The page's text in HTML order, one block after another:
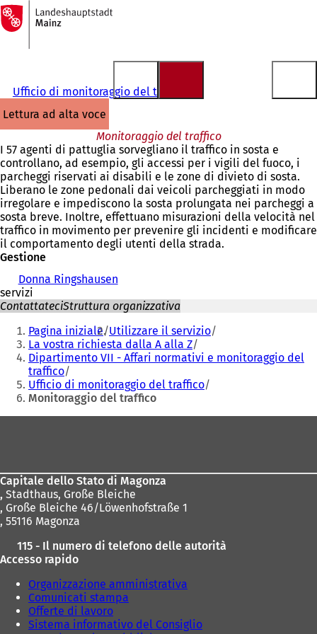
Vai al contenuto
Alla
pagina
iniziale
Ufficio di monitoraggio del traffico
lettura ad alta voce
Monitoraggio del traffico
I 57 agenti di pattuglia sorvegliano il traffico in sosta e
controllano, ad esempio, gli accessi per i vigili del fuoco, i
parcheggi riservati ai disabili e le zone di divieto di sosta.
Liberano le zone pedonali dai veicoli parcheggiati in modo
irregolare e impediscono la sosta prolungata nei parcheggi a
sosta breve. Inoltre, effettuano misurazioni della velocità nel
traffico in movimento per prevenire gli incidenti e modificare
il comportamento degli utenti della strada.
Gestione
Donna Ringshausen
servizi
ContattateciStruttura organizzativa
Siete
qui:
Pagina iniziale Utilizzare il servizio
La vostra richiesta dalla A alla Z
Dipartimento VII - Affari normativi e monitoraggio del
traffico
Ufficio di monitoraggio del traffico
Monitoraggio del traffico
Capitale dello Stato di Magonza
, Stadthaus, Große Bleiche
, Große Bleiche 46/Löwenhofstraße 1
, 55116 Magonza
115 - Il numero di telefono delle autorità
Accesso rapido
Organizzazione amministrativa
Comunicati stampa
Offerte di lavoro
Sistema informativo del Consiglio